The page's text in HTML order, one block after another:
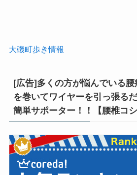
大磯町歩き情報
[広告]多くの方が悩んでいる腰
を巻いてワイヤーを引っ張る
簡単サポーター！！【腰椎コシ